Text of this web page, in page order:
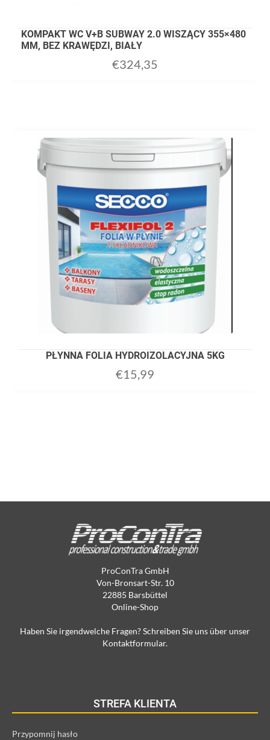
KOMPAKT WC V+B SUBWAY 2.0 WISZĄCY 355×480
MM, BEZ KRAWĘDZI, BIAŁY
€324,35
PŁYNNA FOLIA HYDROIZOLACYJNA 5KG
€15,99
ProConTra GmbH
Von-Bronsart-Str. 10
22885 Barsbüttel
Online-Shop
Haben Sie irgendwelche Fragen? Schreiben Sie uns über unser
Kontaktformular.
STREFA KLIENTA
Przypomnij hasło